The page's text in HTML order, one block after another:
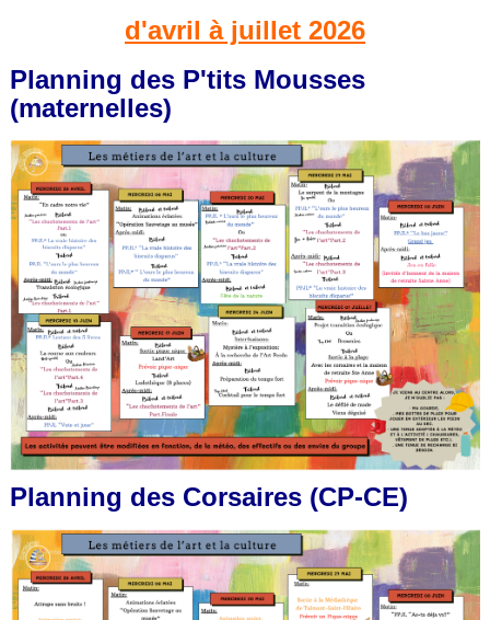
d'avril à juillet 2026
Planning des P'tits Mousses
(maternelles)
Planning des Corsaires (CP-CE)